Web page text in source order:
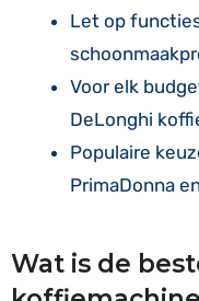
Let op
Voor elk
DeLonghi
Populaire
PrimaDonna
Wat is de